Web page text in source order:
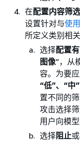
在配置内容筛
设置针对与使
所定义类别相
选择配置
图像”，从
容。为要
“低”、“中
置不同的
攻击选择
用户向模
选择阻止或